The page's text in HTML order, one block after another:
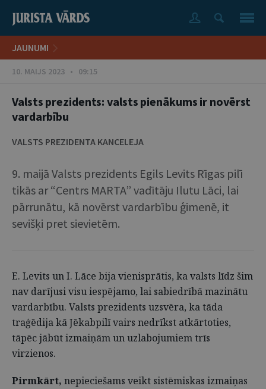
JAUNUMI
10. MAIJS 2023 • 09:15
Valsts prezidents: valsts pienākums ir novērst
vardarbību
VALSTS PREZIDENTA KANCELEJA
9. maijā Valsts prezidents Egils Levits Rīgas pilī
tikās ar “Centrs MARTA” vadītāju Ilutu Lāci, lai
pārrunātu, kā novērst vardarbību ģimenē, it
sevišķi pret sievietēm.
E. Levits un I. Lāce bija vienisprātis, ka valsts līdz šim
nav darījusi visu iespējamo, lai sabiedrībā mazinātu
vardarbību. Valsts prezidents uzsvēra, ka tāda
traģēdija kā Jēkabpilī vairs nedrīkst atkārtoties,
tāpēc jābūt izmaiņām un uzlabojumiem trīs
virzienos.
Pirmkārt, nepieciešams veikt sistēmiskas izmaiņas